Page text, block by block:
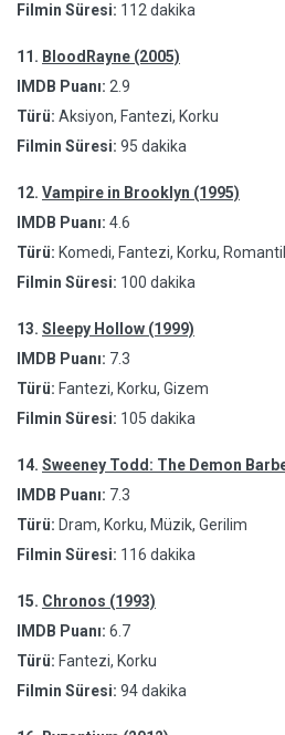
Filmin Süresi: 112 dakika
11. BloodRayne (2005)
IMDB Puanı: 2.9
Türü: Aksiyon, Fantezi, Korku
Filmin Süresi: 95 dakika
12. Vampire in Brooklyn (1995)
IMDB Puanı: 4.6
Türü: Komedi, Fantezi, Korku,
Filmin Süresi: 100 dakika
13. Sleepy Hollow (1999)
IMDB Puanı: 7.3
Türü: Fantezi, Korku, Gizem
Filmin Süresi: 105 dakika
14. Sweeney Todd: The Demon
IMDB Puanı: 7.3
Türü: Dram, Korku, Müzik, Gerilim
Filmin Süresi: 116 dakika
15. Chronos (1993)
IMDB Puanı: 6.7
Türü: Fantezi, Korku
Filmin Süresi: 94 dakika